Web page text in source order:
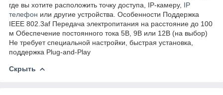
где вы хотите расположить точку доступа, IP-камеру, IP
телефон или другие устройства. Особенности Поддержка
IEEE 802.3af Передача электропитания на расстояние до 100
м Обеспечение постоянного тока 5В, 9В или 12В (на выбор)
Не требует специальной настройки, быстрая установка,
поддержка Plug-and-Play
Скрыть